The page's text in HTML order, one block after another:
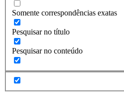
Somente correspondências exatas
Pesquisar no título
Pesquisar no conteúdo